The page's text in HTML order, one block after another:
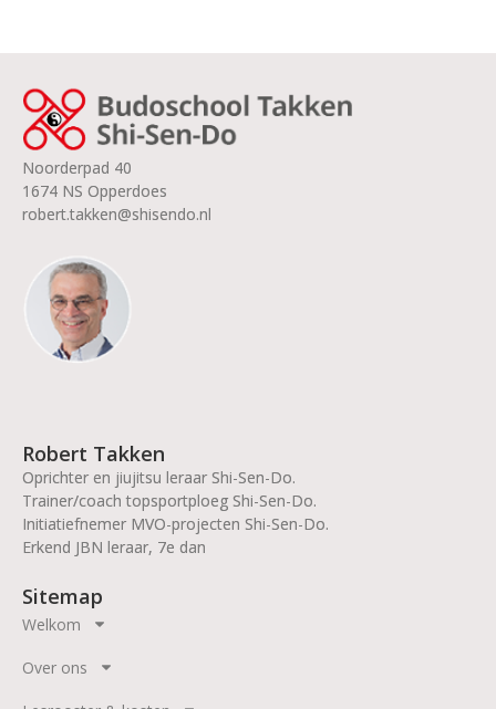
Noorderpad 40
1674 NS Opperdoes
robert.takken@shisendo.nl
Robert Takken
Oprichter en jiujitsu leraar Shi-Sen-Do.
Trainer/coach topsportploeg Shi-Sen-Do.
Initiatiefnemer MVO-projecten Shi-Sen-Do.
Erkend JBN leraar, 7e dan
Sitemap
Welkom
Over ons